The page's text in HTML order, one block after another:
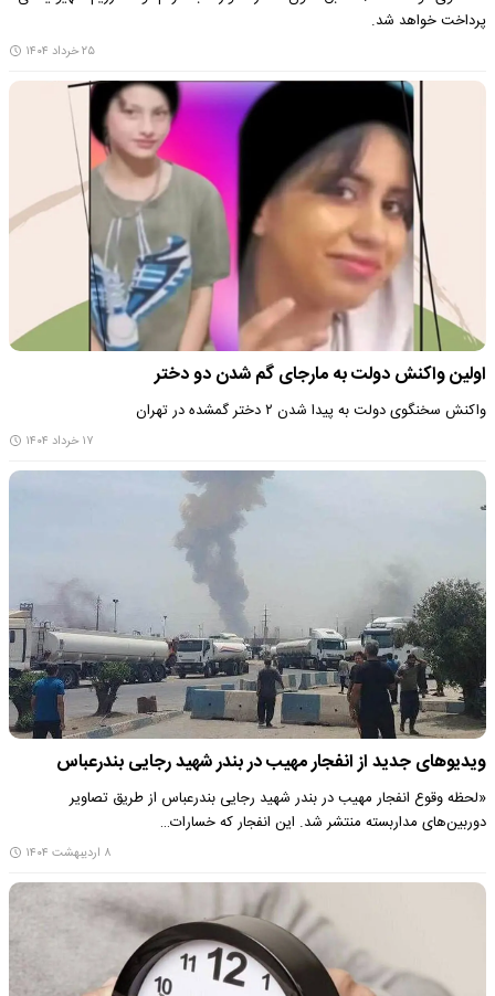
پرداخت خواهد شد.
۲۵ خرداد ۱۴۰۴
اولین واکنش دولت به مارجای گم شدن دو دختر
واکنش سخنگوی دولت به پیدا شدن ۲ دختر گمشده در تهران
۱۷ خرداد ۱۴۰۴
ویدیوهای جدید از انفجار مهیب در بندر شهید رجایی بندرعباس
«لحظه وقوع انفجار مهیب در بندر شهید رجایی بندرعباس از طریق تصاویر
دوربین‌های مداربسته منتشر شد. این انفجار که خسارات…
۸ اردیبهشت ۱۴۰۴